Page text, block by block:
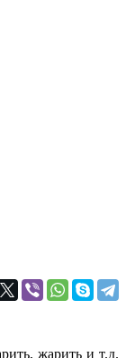
жарить и т.д.